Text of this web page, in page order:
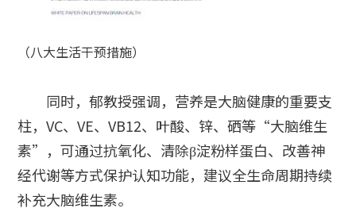
（八大生活干预措施）
同时，郁教授强调，营养是大脑健康的重要支
柱，VC、VE、VB12、叶酸、锌、硒等“大脑维生
素”，可通过抗氧化、清除β淀粉样蛋白、改善神
经代谢等方式保护认知功能，建议全生命周期持续
补充大脑维生素。